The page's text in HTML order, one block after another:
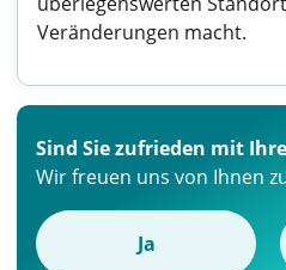
Veränderungen macht.
Sind Sie zufrieden mit
Wir freuen uns von Ihnen
Ja